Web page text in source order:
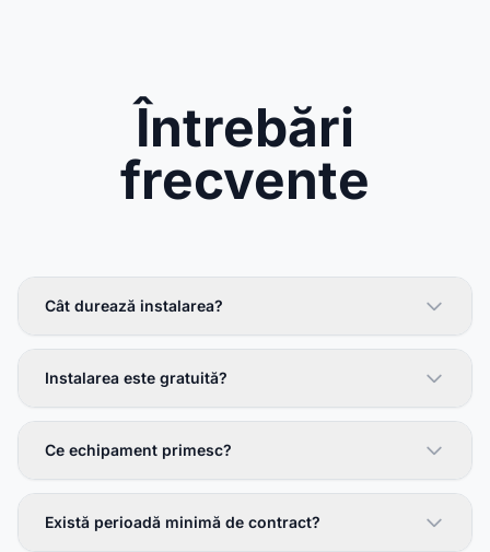
Întrebări
frecvente
Cât durează instalarea?
Instalarea este gratuită?
Ce echipament primesc?
Există perioadă minimă de contract?